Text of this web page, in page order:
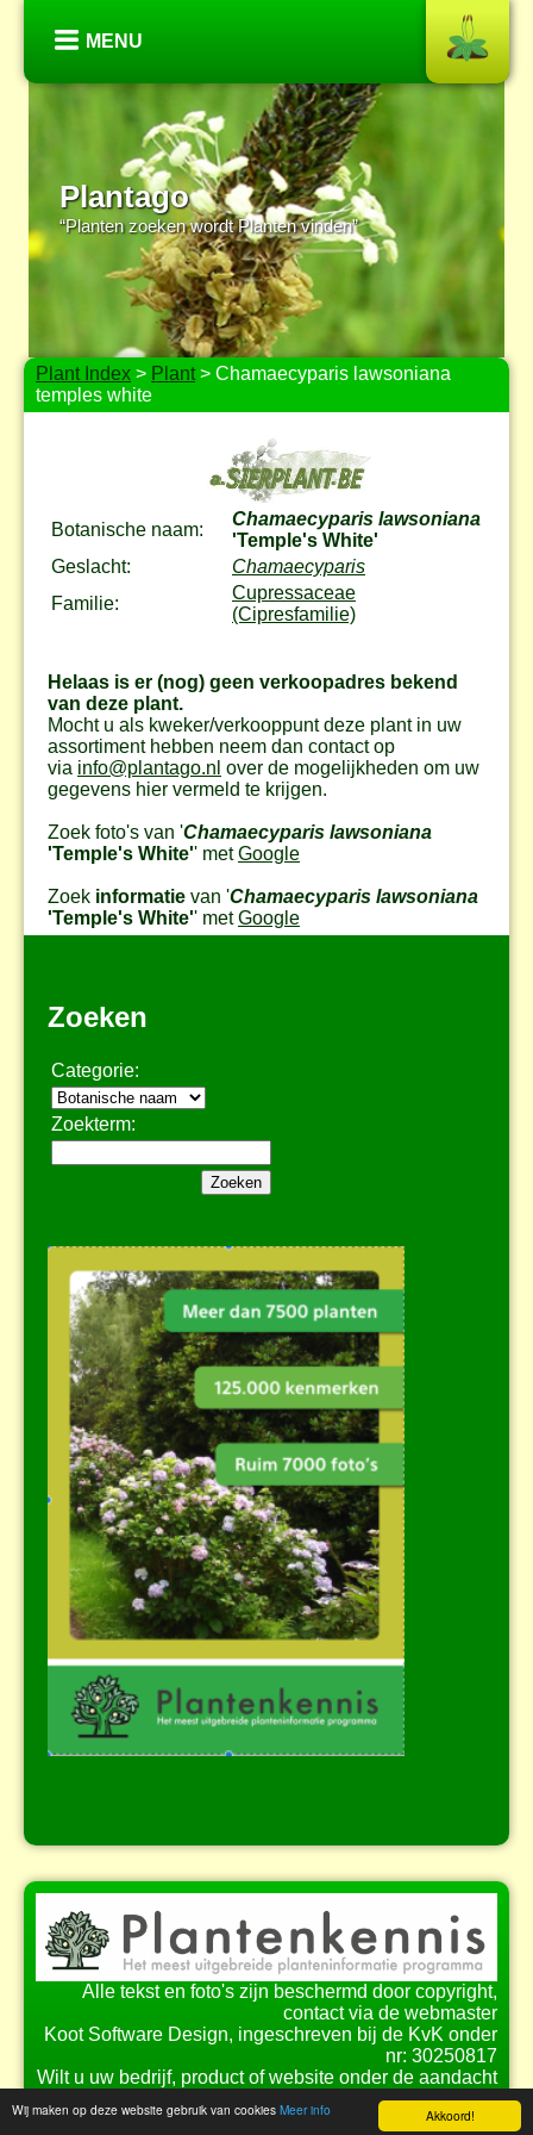
Akkoord!
Wij maken op deze website gebruik van cookies Meer info
MENU
Plantago
“Planten zoeken wordt Planten vinden”
Plant Index > Plant> Chamaecyparis lawsoniana
temples white
Botanische naam:
Chamaecyparis lawsoniana
'Temple's White'
Geslacht:
Chamaecyparis
Familie:
Cupressaceae
(Cipresfamilie)
Helaas is er (nog) geen verkoopadres bekend
van deze plant.
Mocht u als kweker/verkooppunt deze plant in uw
assortiment hebben neem dan contact op
via info@plantago.nl over de mogelijkheden om uw
gegevens hier vermeld te krijgen.
Zoek foto's van 'Chamaecyparis lawsoniana
'Temple's White'' metGoogle
Zoek informatie van 'Chamaecyparis lawsoniana
'Temple's White'' metGoogle
Zoeken
Categorie:
Zoekterm:
Alle tekst en foto's zijn beschermd door copyright,
contact via de webmaster
Koot Software Design, ingeschreven bij de KvK onder
nr: 30250817
Wilt u uw bedrijf, product of website onder de aandacht
brengen bij onze bezoekers?
Bekijk demogelijkhedenvoor samenwerking.